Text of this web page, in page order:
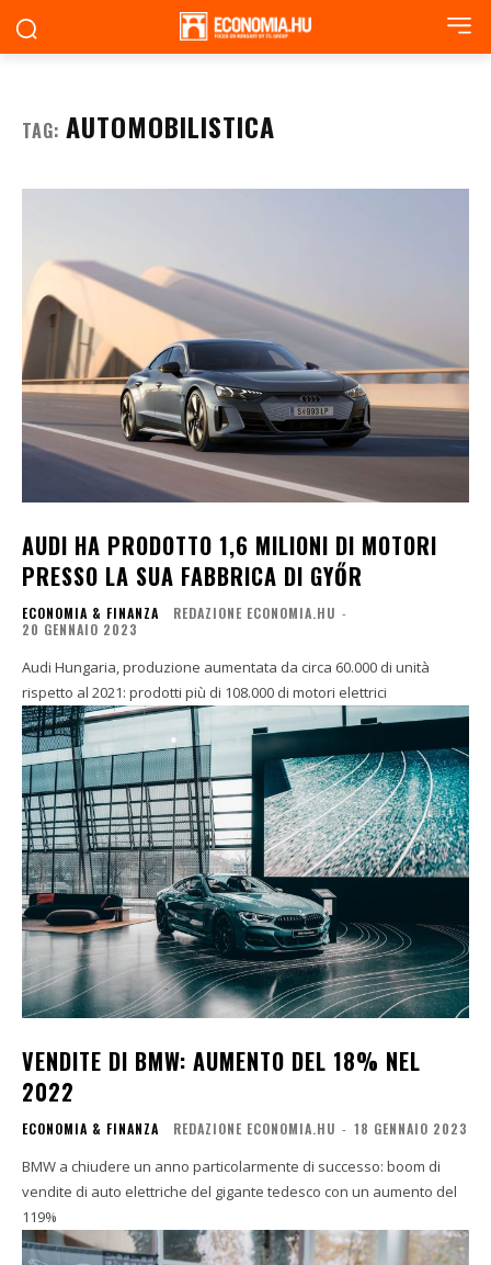
TAG: AUTOMOBILISTICA
AUDI HA PRODOTTO 1,6 MILIONI DI MOTORI
PRESSO LA SUA FABBRICA DI GYŐR
ECONOMIA & FINANZA REDAZIONE ECONOMIA.HU -
20 GENNAIO 2023
Audi Hungaria, produzione aumentata da circa 60.000 di unità
rispetto al 2021: prodotti più di 108.000 di motori elettrici
VENDITE DI BMW: AUMENTO DEL 18% NEL
2022
ECONOMIA & FINANZA REDAZIONE ECONOMIA.HU - 18 GENNAIO 2023
BMW a chiudere un anno particolarmente di successo: boom di
vendite di auto elettriche del gigante tedesco con un aumento del
119%